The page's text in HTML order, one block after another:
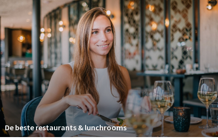
Slapen
Recreatief
Winkels
Winkelgebieden
Parkeren
Bezienswaardigheden
Musea, theaters & podia
Uitjes & activiteiten
De beste restaurants & lunchrooms